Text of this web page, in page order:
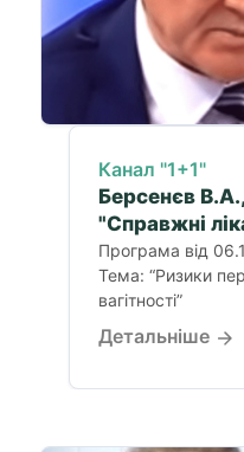
Канал "1+1"
Берсенєв
"Справжні
Програма від
Тема: “Ризики
вагітності”
Детальніше